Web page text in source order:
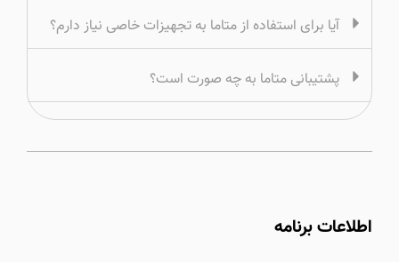
آیا برای استفاده از متاما به تجهیزات خاصی نیاز دارم؟
پشتیبانی متاما به چه صورت است؟
اطلاعات برنامه